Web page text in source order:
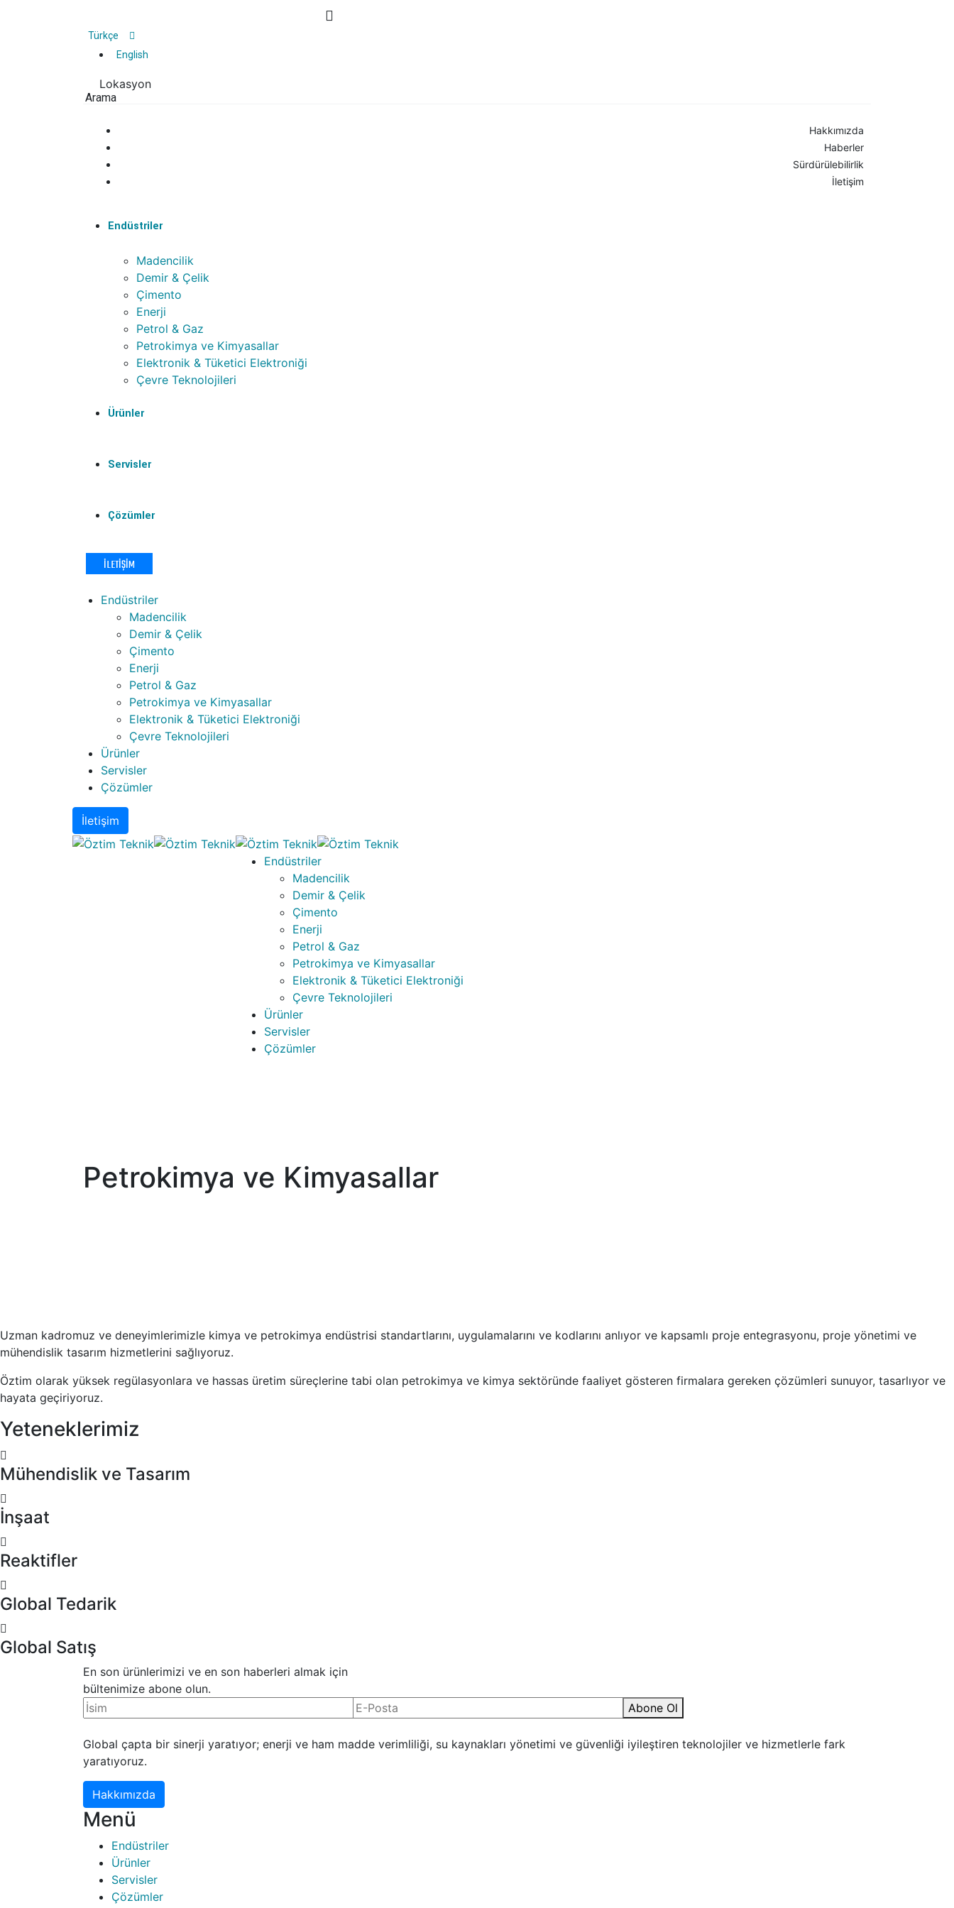
Türkçe
English
Lokasyon
Arama
Hakkımızda
Haberler
Sürdürülebilirlik
İletişim
Endüstriler
Madencilik
Demir & Çelik
Çimento
Enerji
Petrol & Gaz
Petrokimya ve Kimyasallar
Elektronik & Tüketici Elektroniği
Çevre Teknolojileri
Ürünler
Servisler
Çözümler
İLETIŞIM
Endüstriler
Madencilik
Demir & Çelik
Çimento
Enerji
Petrol & Gaz
Petrokimya ve Kimyasallar
Elektronik & Tüketici Elektroniği
Çevre Teknolojileri
Ürünler
Servisler
Çözümler
İletişim
Endüstriler
Madencilik
Demir & Çelik
Çimento
Enerji
Petrol & Gaz
Petrokimya ve Kimyasallar
Elektronik & Tüketici Elektroniği
Çevre Teknolojileri
Ürünler
Servisler
Çözümler
Petrokimya ve Kimyasallar
Uzman kadromuz ve deneyimlerimizle kimya ve petrokimya endüstrisi standartlarını, uygulamalarını ve kodlarını anlıyor ve kapsamlı proje entegrasyonu, proje yönetimi ve
mühendislik tasarım hizmetlerini sağlıyoruz.
Öztim olarak yüksek regülasyonlara ve hassas üretim süreçlerine tabi olan petrokimya ve kimya sektöründe faaliyet gösteren firmalara gereken çözümleri sunuyor, tasarlıyor ve
hayata geçiriyoruz.
Yeteneklerimiz
Mühendislik ve Tasarım
İnşaat
Reaktifler
Global Tedarik
Global Satış
En son ürünlerimizi ve en son haberleri almak için
bültenimize abone olun.
Abone Ol
Global çapta bir sinerji yaratıyor; enerji ve ham madde verimliliği, su kaynakları yönetimi ve güvenliği iyileştiren teknolojiler ve hizmetlerle fark
yaratıyoruz.
Hakkımızda
Menü
Endüstriler
Ürünler
Servisler
Çözümler